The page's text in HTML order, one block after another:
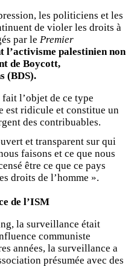
les politiciens et les
de violer les droits à
par le Premier
l’activisme palestinien non
de Boycott,
(BDS).
l’objet de ce type
est ridicule et constitue un
des contribuables.
et transparent sur qui
faisons et ce que nous
être ce que ce pays
droits de l’homme ».
de l’ISM
la surveillance était
communiste
années, la surveillance a
présumée avec des